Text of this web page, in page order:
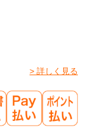
> 詳しく見る